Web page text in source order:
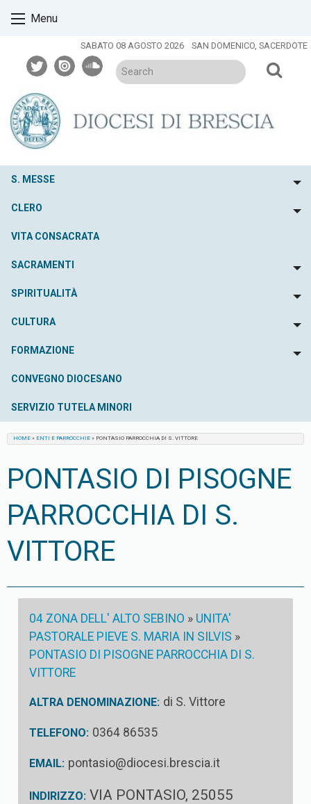
Menu
SABATO 08 AGOSTO 2026 SAN DOMENICO, SACERDOTE
twitterissuusoundcloud
S. MESSE
CLERO
VITA CONSACRATA
SACRAMENTI
SPIRITUALITÀ
CULTURA
FORMAZIONE
CONVEGNO DIOCESANO
SERVIZIO TUTELA MINORI
HOME » ENTI E PARROCCHIE » PONTASIO PARROCCHIA DI S. VITTORE
PONTASIO DI PISOGNE
PARROCCHIA DI S.
VITTORE
04 ZONA DELL' ALTO SEBINO » UNITA'
PASTORALE PIEVE S. MARIA IN SILVIS »
PONTASIO DI PISOGNE PARROCCHIA DI S.
VITTORE
ALTRA DENOMINAZIONE: di S. Vittore
TELEFONO: 0364 86535
EMAIL: pontasio@diocesi.brescia.it
INDIRIZZO: VIA PONTASIO, 25055